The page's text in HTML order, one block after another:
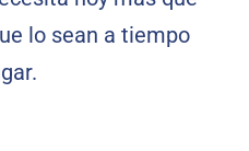
lo sean a tiempo